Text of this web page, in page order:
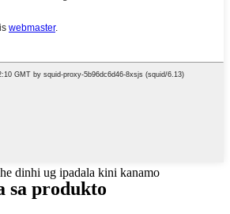
dinhi ug ipadala kini kanamo
sa produkto